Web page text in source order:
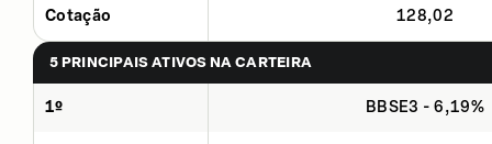
Cotação 128,02
5 PRINCIPAIS ATIVOS NA CARTEIRA
1º BBSE3 - 6,19%